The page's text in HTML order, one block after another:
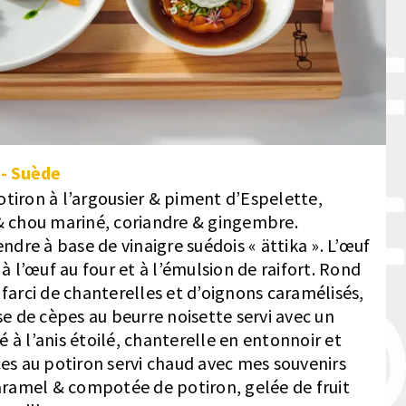
- Suède
à l’argousier & piment d’Espelette,
mariné, coriandre & gingembre.
à base de vinaigre suédois « ättika ». L’œuf
l’œuf au four et à l’émulsion de raifort. Rond
de chanterelles et d’oignons caramélisés,
de cèpes au beurre noisette servi avec un
à l’anis étoilé, chanterelle en entonnoir et
au potiron servi chaud avec mes souvenirs
& compotée de potiron, gelée de fruit